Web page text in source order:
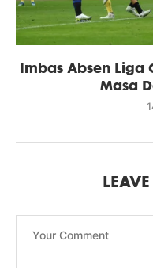
Imbas Absen Liga
Masa